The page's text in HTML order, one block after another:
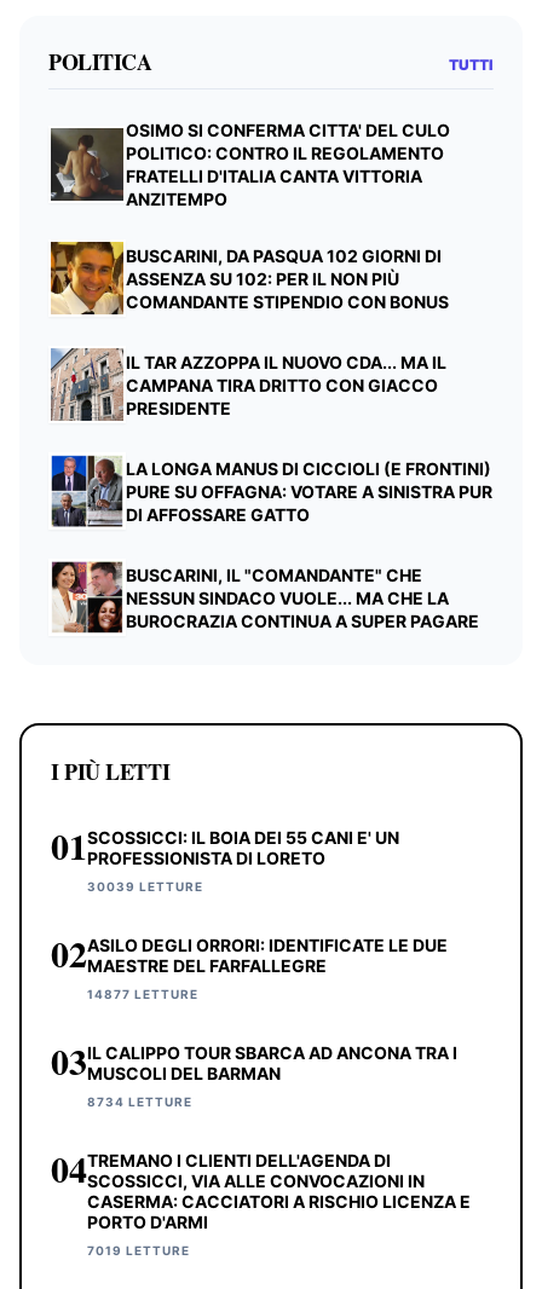
POLITICA TUTTI
OSIMO SI CONFERMA CITTA' DEL CULO
POLITICO: CONTRO IL REGOLAMENTO
FRATELLI D'ITALIA CANTA VITTORIA
ANZITEMPO
BUSCARINI, DA PASQUA 102 GIORNI DI
ASSENZA SU 102: PER IL NON PIÙ
COMANDANTE STIPENDIO CON BONUS
IL TAR AZZOPPA IL NUOVO CDA... MA IL
CAMPANA TIRA DRITTO CON GIACCO
PRESIDENTE
LA LONGA MANUS DI CICCIOLI (E FRONTINI)
PURE SU OFFAGNA: VOTARE A SINISTRA PUR
DI AFFOSSARE GATTO
BUSCARINI, IL "COMANDANTE" CHE
NESSUN SINDACO VUOLE... MA CHE LA
BUROCRAZIA CONTINUA A SUPER PAGARE
I PIÙ LETTI
01SCOSSICCI: IL BOIA DEI 55 CANI E' UN
PROFESSIONISTA DI LORETO
30039 LETTURE
02ASILO DEGLI ORRORI: IDENTIFICATE LE DUE
MAESTRE DEL FARFALLEGRE
14877 LETTURE
03IL CALIPPO TOUR SBARCA AD ANCONA TRA I
MUSCOLI DEL BARMAN
8734 LETTURE
04TREMANO I CLIENTI DELL'AGENDA DI
SCOSSICCI, VIA ALLE CONVOCAZIONI IN
CASERMA: CACCIATORI A RISCHIO LICENZA E
PORTO D'ARMI
7019 LETTURE